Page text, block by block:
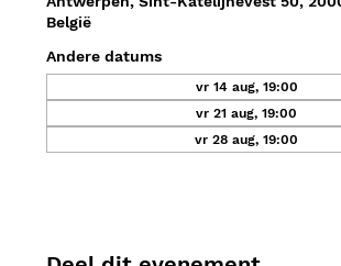
België
Andere datums
vr 14 aug, 19:00
vr 21 aug, 19:00
vr 28 aug, 19:00